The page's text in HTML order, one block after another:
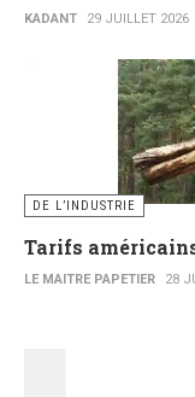
KADANT 29 JUILLET 2026
DE L’INDUSTRIE
Tarifs
LE MAITRE PAPETIER 28